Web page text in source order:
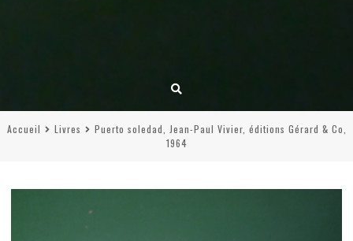
Accueil Livres
Puerto soledad, Jean-Paul Vivier, éditions Gérard & Co,
1964